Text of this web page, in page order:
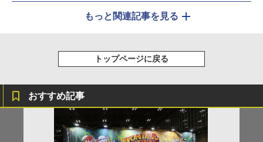
もっと関連記事を見る
トップページに戻る
おすすめ記事